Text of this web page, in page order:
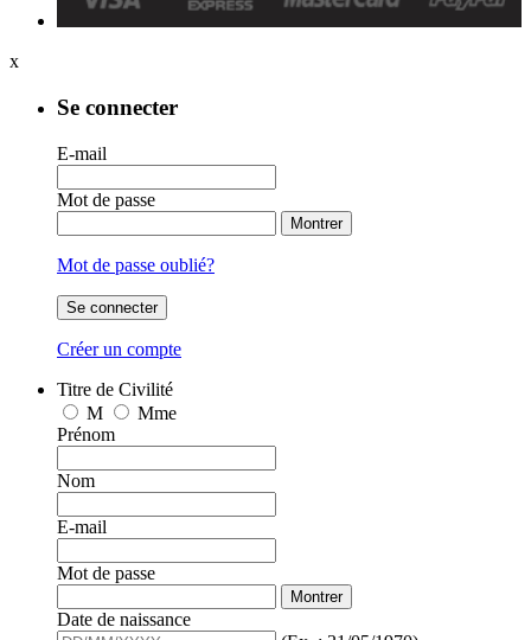
x
Se connecter
E-mail
Mot de passe
Montrer
Mot de passe oublié?
Se connecter
Créer un compte
Titre de Civilité
M
Mme
Prénom
Nom
E-mail
Mot de passe
Montrer
Date de naissance